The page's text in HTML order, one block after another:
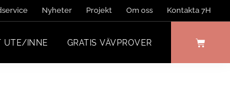
Nyheter Projekt Om oss Kontakta 7H
UTE/INNE GRATIS VÄVPROVER